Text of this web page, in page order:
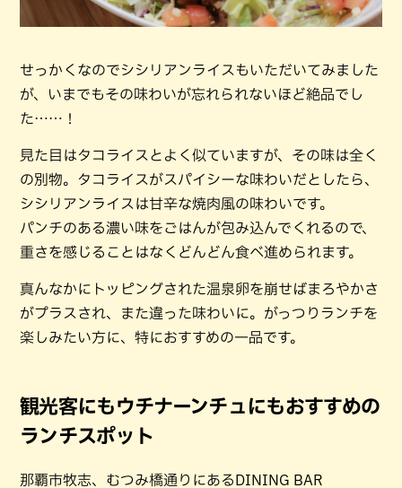
せっかくなのでシシリアンライスもいただいてみました
が、いまでもその味わいが忘れられないほど絶品でし
た……！
見た目はタコライスとよく似ていますが、その味は全く
の別物。タコライスがスパイシーな味わいだとしたら、
シシリアンライスは甘辛な焼肉風の味わいです。
パンチのある濃い味をごはんが包み込んでくれるので、
重さを感じることはなくどんどん食べ進められます。
真んなかにトッピングされた温泉卵を崩せばまろやかさ
がプラスされ、また違った味わいに。がっつりランチを
楽しみたい方に、特におすすめの一品です。
観光客にもウチナーンチュにもおすすめの
ランチスポット
那覇市牧志、むつみ橋通りにあるDINING BAR